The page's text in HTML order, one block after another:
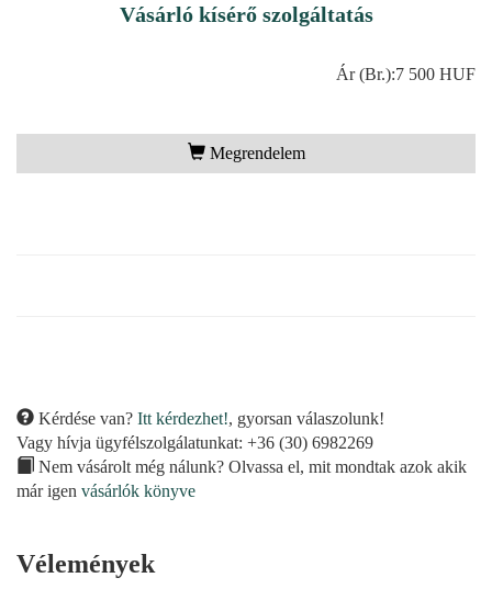
Vásárló kísérő szolgáltatás
Ár (Br.):7 500 HUF
Megrendelem
Kérdése van? Itt kérdezhet!, gyorsan válaszolunk!
Vagy hívja ügyfélszolgálatunkat: +36 (30) 6982269
Nem vásárolt még nálunk? Olvassa el, mit mondtak azok akik
már igen vásárlók könyve
Vélemények